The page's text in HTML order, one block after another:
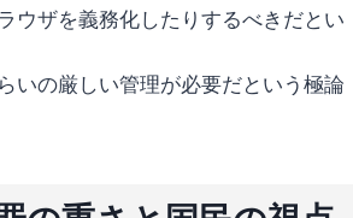
ウザを義務化したりするべきだとい
いの厳しい管理が必要だという極論